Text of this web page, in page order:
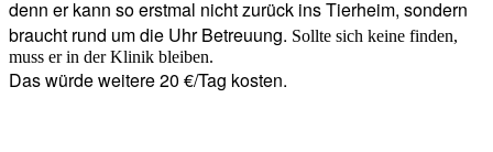
denn er kann so erstmal nicht zurück ins Tierheim, sondern
braucht rund um die Uhr Betreuung. Sollte sich keine finden,
muss er in der Klinik bleiben.
Das würde weitere 20 €/Tag kosten.